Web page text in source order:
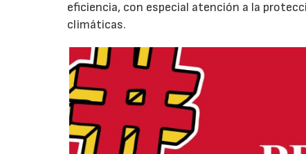
eficiencia, con especial atención a la
climáticas.